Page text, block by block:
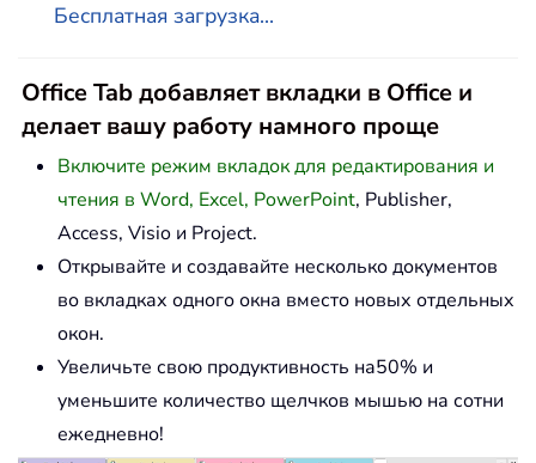
Бесплатная загрузка...
Office Tab добавляет вкладки в Office и
делает вашу работу намного проще
Включите режим вкладок для редактирования и
чтения в Word, Excel, PowerPoint, Publisher,
Access, Visio и Project.
Открывайте и создавайте несколько документов
во вкладках одного окна вместо новых отдельных
окон.
Увеличьте свою продуктивность на50% и
уменьшите количество щелчков мышью на сотни
ежедневно!